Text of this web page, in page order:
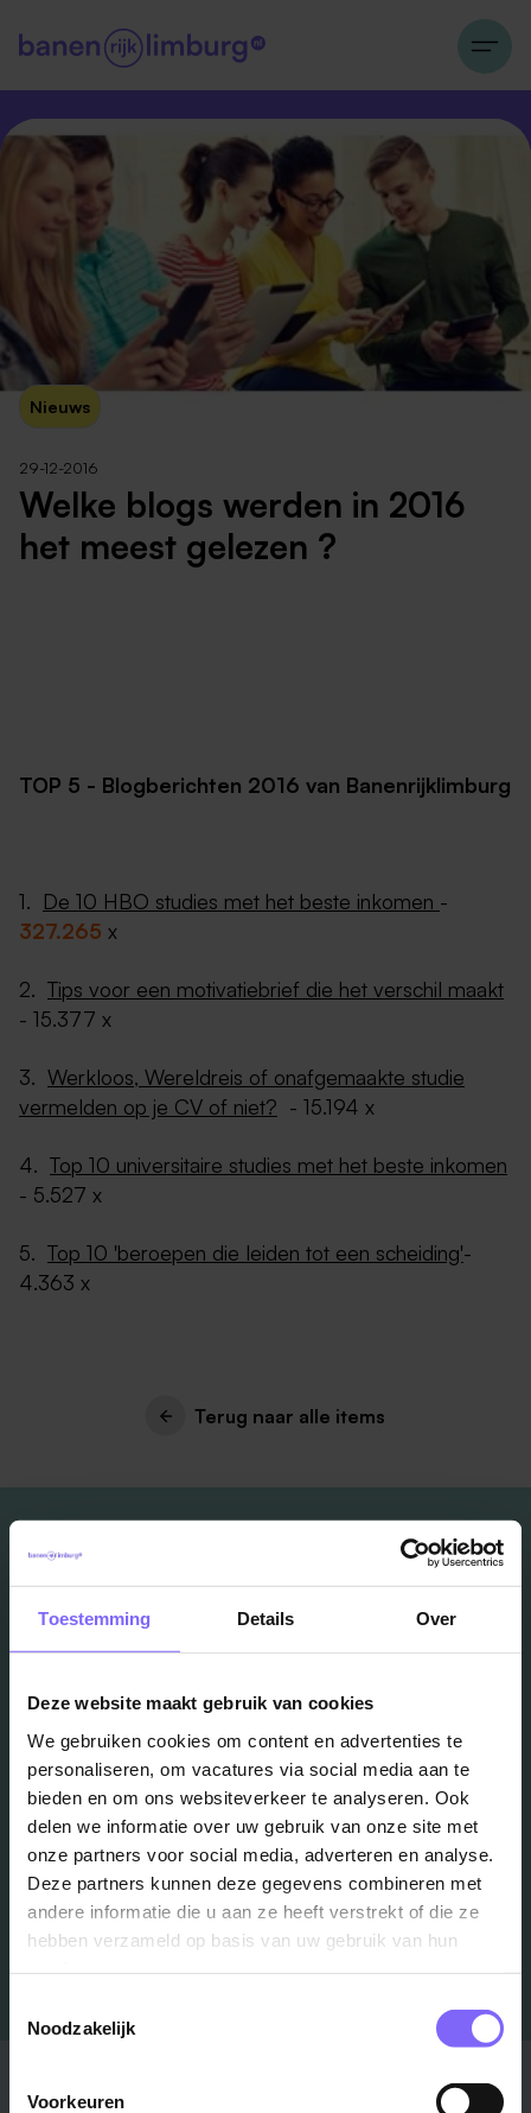
Toestemming Details Over
Deze website maakt gebruik van cookies
We gebruiken cookies om content en advertenties te
personaliseren, om vacatures via social media aan te
bieden en om ons websiteverkeer te analyseren. Ook
delen we informatie over uw gebruik van onze site met
onze partners voor social media, adverteren en analyse.
Deze partners kunnen deze gegevens combineren met
andere informatie die u aan ze heeft verstrekt of die ze
hebben verzameld op basis van uw gebruik van hun
Noodzakelijk
Voorkeuren
Nieuws
29-12-2016
Welke blogs werden in 2016
het meest gelezen ?
TOP 5 - Blogberichten 2016 van Banenrijklimburg
1. De 10 HBO studies met het beste inkomen -
327.265 x
2. Tips voor een motivatiebrief die het verschil maakt
- 15.377 x
3. Werkloos, Wereldreis of onafgemaakte studie
vermelden op je CV of niet? - 15.194 x
4. Top 10 universitaire studies met het beste inkomen
- 5.527 x
5. Top 10 'beroepen die leiden tot een scheiding'-
4.363 x
Terug naar alle items
Vacatures
in je mailbox?
Schrijf je in en we houden je op de hoogte
Job Alert instellen